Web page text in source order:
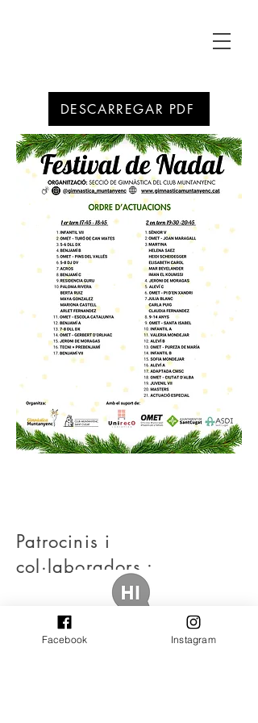
DESCARREGAR PDF
Patrocinis i
col·laboradors :
Facebook Instagram